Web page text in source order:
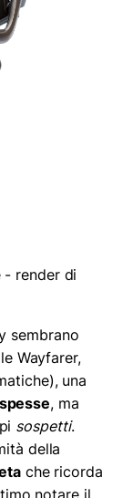
- render di
sembrano
Wayfarer,
una
, ma
sospetti.
della
che ricorda
notare il